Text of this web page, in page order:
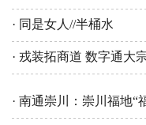
· 同是女人//半桶水
· 戎装拓商道 数字通
· 南通崇川：崇川福地“